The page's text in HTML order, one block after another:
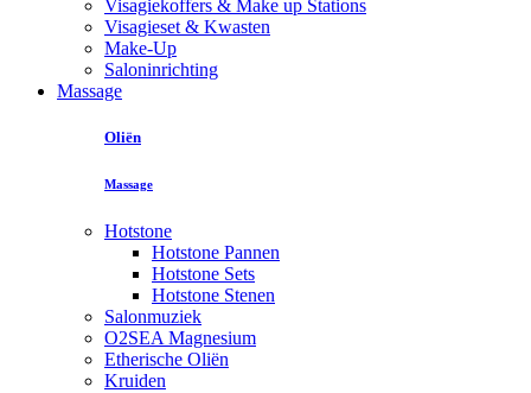
Visagiekoffers & Make up Stations
Visagieset & Kwasten
Make-Up
Saloninrichting
Massage
Oliën
Massage
Hotstone
Hotstone Pannen
Hotstone Sets
Hotstone Stenen
Salonmuziek
O2SEA Magnesium
Etherische Oliën
Kruiden